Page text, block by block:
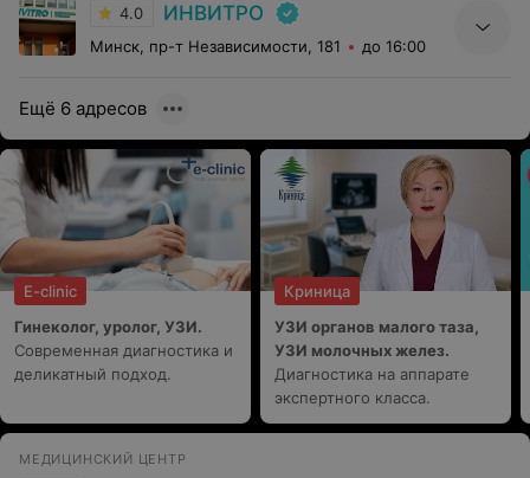
4.0 ИНВИТРО
Минск, пр-т Независимости, 181 до 16:00
Ещё 6 адресов
E-clinic
Гинеколог, уролог, УЗИ.
Современная диагностика и
деликатный подход.
Криница
УЗИ органов малого таза,
УЗИ молочных желез.
Диагностика на аппарате
экспертного класса.
МЕДИЦИНСКИЙ ЦЕНТР